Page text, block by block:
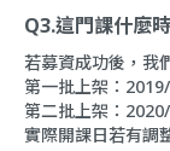
Q3.這門課什麼
若募資成功後，我
第一批上架：
第二批上架：
實際開課日若有調